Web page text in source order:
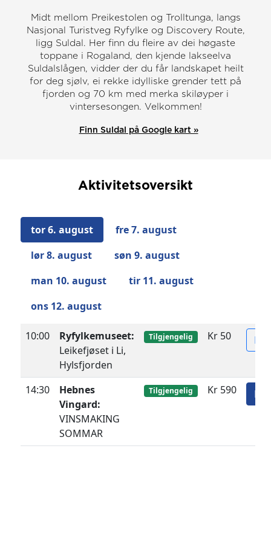
Midt mellom Preikestolen og Trolltunga, langs
Nasjonal Turistveg Ryfylke og Discovery Route,
ligg Suldal. Her finn du fleire av dei høgaste
toppane i Rogaland, den kjende lakseelva
Suldalslågen, vidder der du får landskapet heilt
for deg sjølv, ei rekke idylliske grender tett på
fjorden og 70 km med merka skiløyper i
vintersesongen. Velkommen!
Finn Suldal på Google kart »
Aktivitetsoversikt